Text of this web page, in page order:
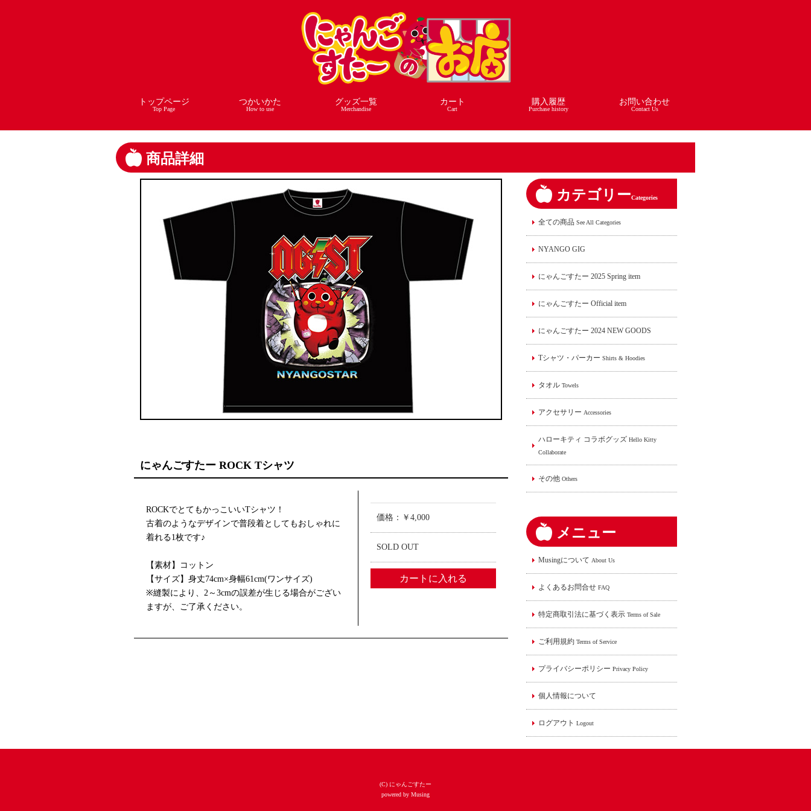
トップページ
Top Page
つかいかた
How to use
グッズ一覧
Merchandise
カート
Cart
購入履歴
Purchase history
お問い合わせ
Contact Us
商品詳細
にゃんごすたー ROCK Tシャツ
ROCKでとてもかっこいいTシャツ！
古着のようなデザインで普段着としてもおしゃれに
着れる1枚です♪
【素材】コットン
【サイズ】身丈74cm×身幅61cm(ワンサイズ)
※縫製により、2～3cmの誤差が生じる場合がござい
ますが、ご了承ください。
価格：￥4,000
SOLD OUT
カテゴリーCategories
全ての商品 See All Categories
NYANGO GIG
にゃんごすたー 2025 Spring item
にゃんごすたー Official item
にゃんごすたー 2024 NEW GOODS
Tシャツ・パーカー Shirts & Hoodies
タオル Towels
アクセサリー Accessories
ハローキティ コラボグッズ Hello Kitty
Collaborate
その他 Others
メニュー
Musingについて About Us
よくあるお問合せ FAQ
特定商取引法に基づく表示 Terms of Sale
ご利用規約 Terms of Service
プライバシーポリシー Privacy Policy
個人情報について
ログアウト Logout
(C) にゃんごすたー
powered by Musing